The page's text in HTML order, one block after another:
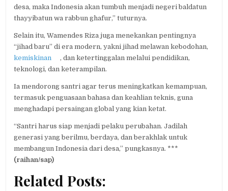
desa, maka Indonesia akan tumbuh menjadi negeri baldatun
thayyibatun wa rabbun ghafur,” tuturnya.
Selain itu, Wamendes Riza juga menekankan pentingnya
“jihad baru” di era modern, yakni jihad melawan kebodohan,
kemiskinan
, dan ketertinggalan melalui pendidikan,
teknologi, dan keterampilan.
Ia mendorong santri agar terus meningkatkan kemampuan,
termasuk penguasaan bahasa dan keahlian teknis, guna
menghadapi persaingan global yang kian ketat.
“Santri harus siap menjadi pelaku perubahan. Jadilah
generasi yang berilmu, berdaya, dan berakhlak untuk
membangun Indonesia dari desa,” pungkasnya. ***
(raihan/sap)
Related Posts: